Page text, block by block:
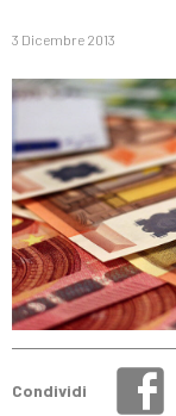
3 Dicembre 2013
Condividi